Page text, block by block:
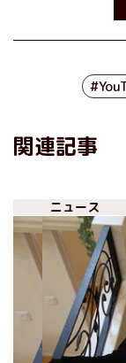
関連記事
ニュース